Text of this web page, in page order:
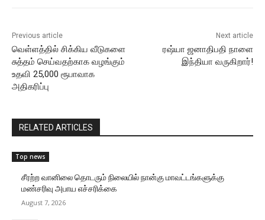
Previous article
வெள்ளத்தில் சிக்கிய வீடுகளை
சுத்தம் செய்வதற்காக வழங்கும்
உதவி 25,000 ரூபாவாக
அதிகரிப்பு
Next article
ரஷ்யா ஜனாதிபதி நாளை
இந்தியா வருகிறார்!
RELATED ARTICLES
Top news
சீரற்ற வானிலை தொடரும் நிலையில் நான்கு மாவட்டங்களுக்கு
மண்சரிவு அபாய எச்சரிக்கை
August 7, 2026